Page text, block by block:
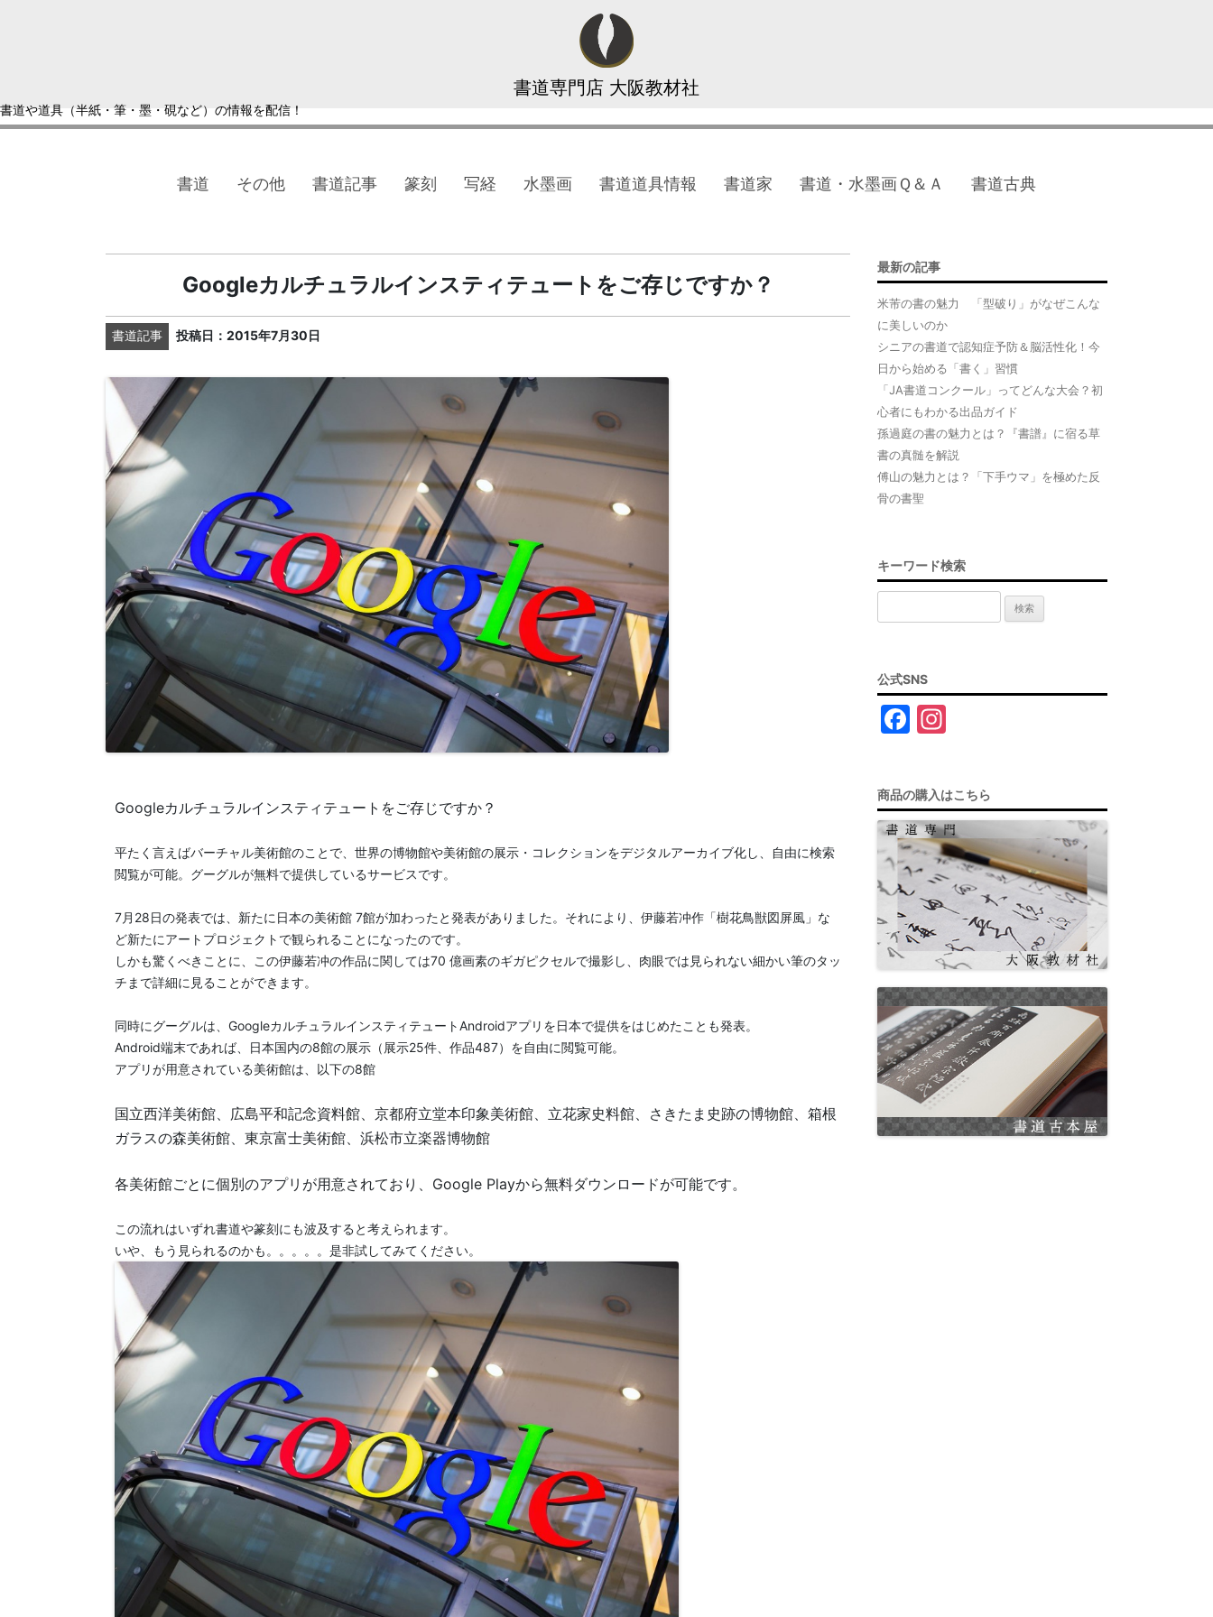
書道専門店 大阪教材社
書道や道具（半紙・筆・墨・硯など）の情報を配信！
書道 その他 書道記事 篆刻 写経 水墨画 書道道具情報 書道家 書道・水墨画Ｑ＆Ａ 書道古典
Googleカルチュラルインスティテュートをご存じですか？
書道記事 投稿日：2015年7月30日
Googleカルチュラルインスティテュートをご存じですか？
平たく言えばバーチャル美術館のことで、 世界の博物館や美術館の展示・ コレクションをデジタルアーカイブ化し、自由に検索
閲覧が可能。グーグルが無料で提供しているサービスです。
7月28日の発表では、 新たに日本の美術館 7館が加わったと発表がありました。それにより、伊藤若冲作「樹花鳥獣図屏風」 な
ど新たにアートプロジェクトで観られることになったのです。
しかも驚くべきことに、この伊藤若冲の作品に関しては70 億画素のギガピクセルで撮影し、 肉眼では見られない細かい筆のタッ
チまで詳細に見ることができます。
同時にグーグルは、 GoogleカルチュラルインスティテュートAndroidアプリを日本で提供をはじめたことも発表。
Android端末であれば、日本国内の8館の展示（展示25件、作品487）を自由に閲覧可能。
アプリが用意されている美術館は、以下の8館
国立西洋美術館、 広島平和記念資料館、京都府立堂本印象美術館、立花家史料館、 さきたま史跡の博物館、箱根
ガラスの森美術館、東京富士美術館、浜松市立楽器博物館
各美術館ごとに個別のアプリが用意されており、Google Playから無料ダウンロードが可能です。
この流れはいずれ書道や篆刻にも波及すると考えられます。
いや、もう見られるのかも。。。。。是非試してみてください。
最新の記事
米芾の書の魅力 「型破り」がなぜこんな
に美しいのか
シニアの書道で認知症予防＆脳活性化！今
日から始める「書く」習慣
「JA書道コンクール」ってどんな大会？初
心者にもわかる出品ガイド
孫過庭の書の魅力とは？『書譜』に宿る草
書の真髄を解説
傅山の魅力とは？「下手ウマ」を極めた反
骨の書聖
キーワード検索
索:
公式SNS
F
e
b
o
o
k
gr
a
m
商品の購入はこちら